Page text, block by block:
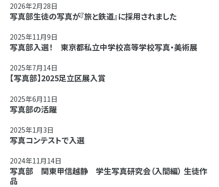
2026年2月28日
写真部生徒の写真が『旅と鉄道』に採用されました
2025年11月9日
写真部入選！ 東京都私立中学校高等学校写真・美術展
2025年7月14日
【写真部】2025足立区展入賞
2025年6月11日
写真部の活躍
2025年1月3日
写真コンテストで入選
2024年11月14日
写真部 関東甲信越静 学生写真研究会（入間編） 生徒作
品